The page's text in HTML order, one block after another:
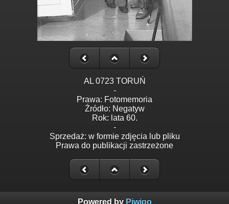
AL 0723 TORUŃ
-
Prawa: Fotomemoria
Źródło: Negatyw
Rok: lata 60.
-
Sprzedaż: w formie zdjęcia lub pliku
Prawa do publikacji zastrzeżone
Powered by Piwigo